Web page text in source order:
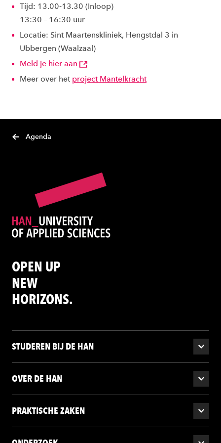
Tijd: 13.00-13.30 (Inloop)
13:30 – 16:30 uur
Locatie: Sint Maartenskliniek, Hengstdal 3 in
Ubbergen (Waalzaal)
Meld je hier aan
Meer over het project Mantelkracht
Agenda
OPEN UP
NEW
HORIZONS.
STUDEREN BIJ DE HAN
OVER DE HAN
PRAKTISCHE ZAKEN